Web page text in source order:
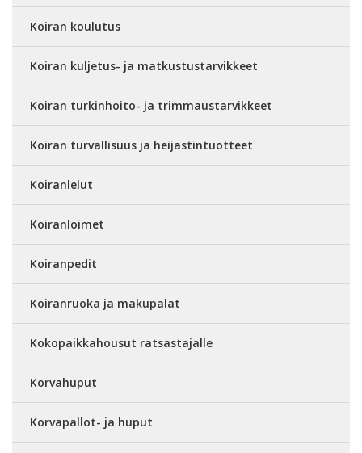
Koiran koulutus
Koiran kuljetus- ja matkustustarvikkeet
Koiran turkinhoito- ja trimmaustarvikkeet
Koiran turvallisuus ja heijastintuotteet
Koiranlelut
Koiranloimet
Koiranpedit
Koiranruoka ja makupalat
Kokopaikkahousut ratsastajalle
Korvahuput
Korvapallot- ja huput